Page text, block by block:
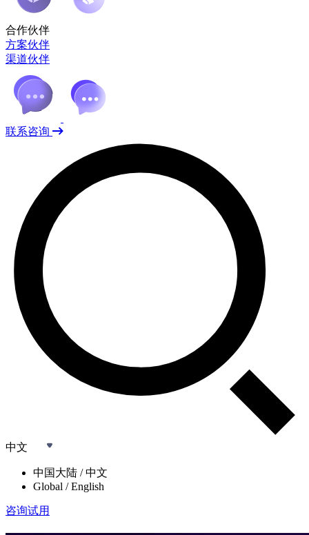
合作伙伴
方案伙伴
渠道伙伴
联系咨询
中文
中国大陆 / 中文
Global / English
咨询试用